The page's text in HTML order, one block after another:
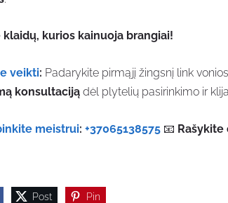
klaidų, kurios kainuoja brangiai!
veikti: Padarykite pirmąjį žingsnį link
konsultaciją dėl plytelių pasirinkimo ir
meistrui: +37065138575 📧 Rašykite
Post Pin